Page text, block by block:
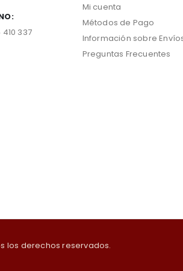
337
Mi cuenta
Métodos de Pago
Información sobre
Preguntas Frecuentes
los derechos reservados.